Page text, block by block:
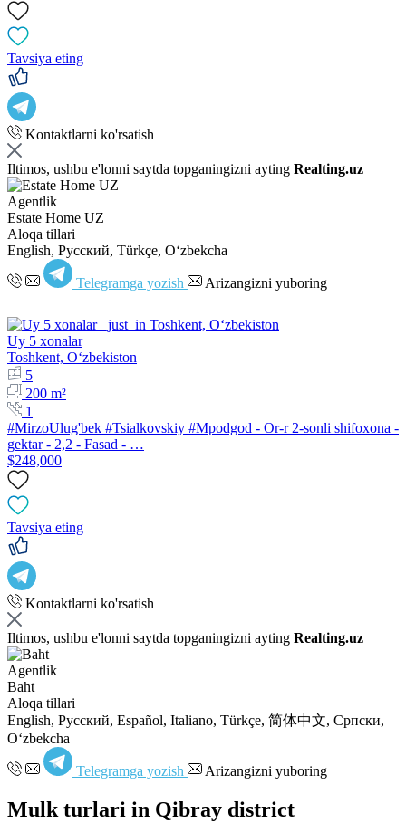
Tavsiya eting
Kontaktlarni ko'rsatish
Iltimos, ushbu e'lonni saytda topganingizni ayting Realting.uz
Agentlik
Estate Home UZ
Aloqa tillari
English, Русский, Türkçe, Oʻzbekcha
Telegramga yozish Arizangizni yuboring
Uy 5 xonalar
Toshkent, Oʻzbekiston
5
200 m²
1
#MirzoUlug'bek #Tsialkovskiy #Mpodgod - Or-r 2-sonli shifoxona -
gektar - 2,2 - Fasad - …
$248,000
Tavsiya eting
Kontaktlarni ko'rsatish
Iltimos, ushbu e'lonni saytda topganingizni ayting Realting.uz
Agentlik
Baht
Aloqa tillari
English, Русский, Español, Italiano, Türkçe, 简体中文, Српски,
Oʻzbekcha
Telegramga yozish Arizangizni yuboring
Mulk turlari in Qibray district